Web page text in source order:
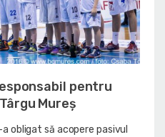
pentru
Mureș
obligat să acopere pasivul